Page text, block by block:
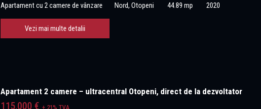
Apartament cu 2 camere de vânzare Nord, Otopeni 44.89 mp 2020
Vezi mai multe detalii
Apartament 2 camere – ultracentral Otopeni, direct de la dezvoltator
115,000 € + 21% TVA